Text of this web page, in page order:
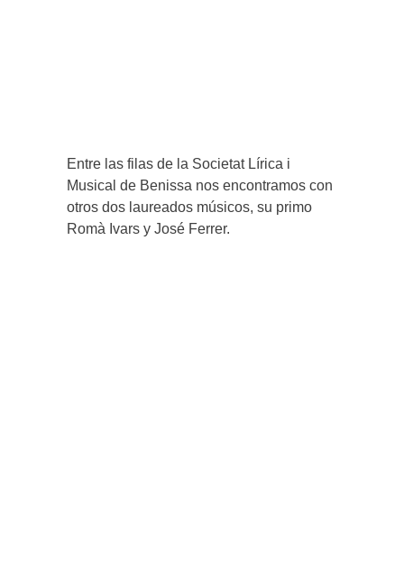
Entre las filas de la Societat Lírica i
Musical de Benissa nos encontramos con
otros dos laureados músicos, su primo
Romà Ivars y José Ferrer.